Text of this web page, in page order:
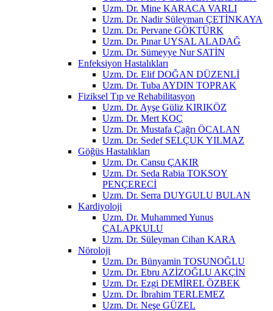
Uzm. Dr. Mine KARACA VARLI
Uzm. Dr. Nadir Süleyman ÇETİNKAYA
Uzm. Dr. Pervane GÖKTÜRK
Uzm. Dr. Pınar UYSAL ALADAĞ
Uzm. Dr. Sümeyye Nur SATİN
Enfeksiyon Hastalıkları
Uzm. Dr. Elif DOĞAN DÜZENLİ
Uzm. Dr. Tuba AYDIN TOPRAK
Fiziksel Tıp ve Rehabilitasyon
Uzm. Dr. Ayşe Güliz KIRIKÖZ
Uzm. Dr. Mert KOÇ
Uzm. Dr. Mustafa Çağrı ÖCALAN
Uzm. Dr. Sedef SELÇUK YILMAZ
Göğüs Hastalıkları
Uzm. Dr. Cansu ÇAKIR
Uzm. Dr. Seda Rabia TOKSOY
PENÇERECİ
Uzm. Dr. Serra DUYGULU BULAN
Kardiyoloji
Uzm. Dr. Muhammed Yunus
ÇALAPKULU
Uzm. Dr. Süleyman Cihan KARA
Nöroloji
Uzm. Dr. Bünyamin TOSUNOĞLU
Uzm. Dr. Ebru AZİZOĞLU AKÇİN
Uzm. Dr. Ezgi DEMİREL ÖZBEK
Uzm. Dr. İbrahim TERLEMEZ
Uzm. Dr. Neşe GÜZEL